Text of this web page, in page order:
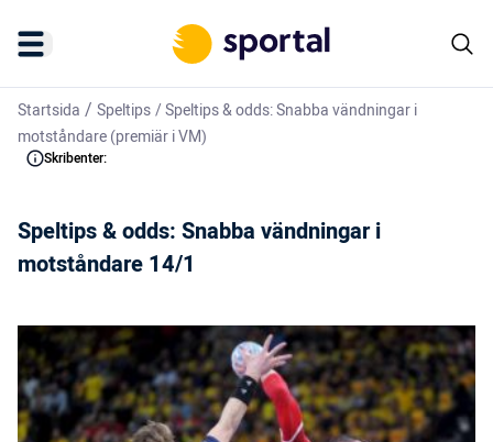
Startsida / Speltips/Speltips & odds: Snabba vändningar i
motståndare (premiär i VM)
Skribenter:
Speltips & odds: Snabba vändningar i
motståndare 14/1